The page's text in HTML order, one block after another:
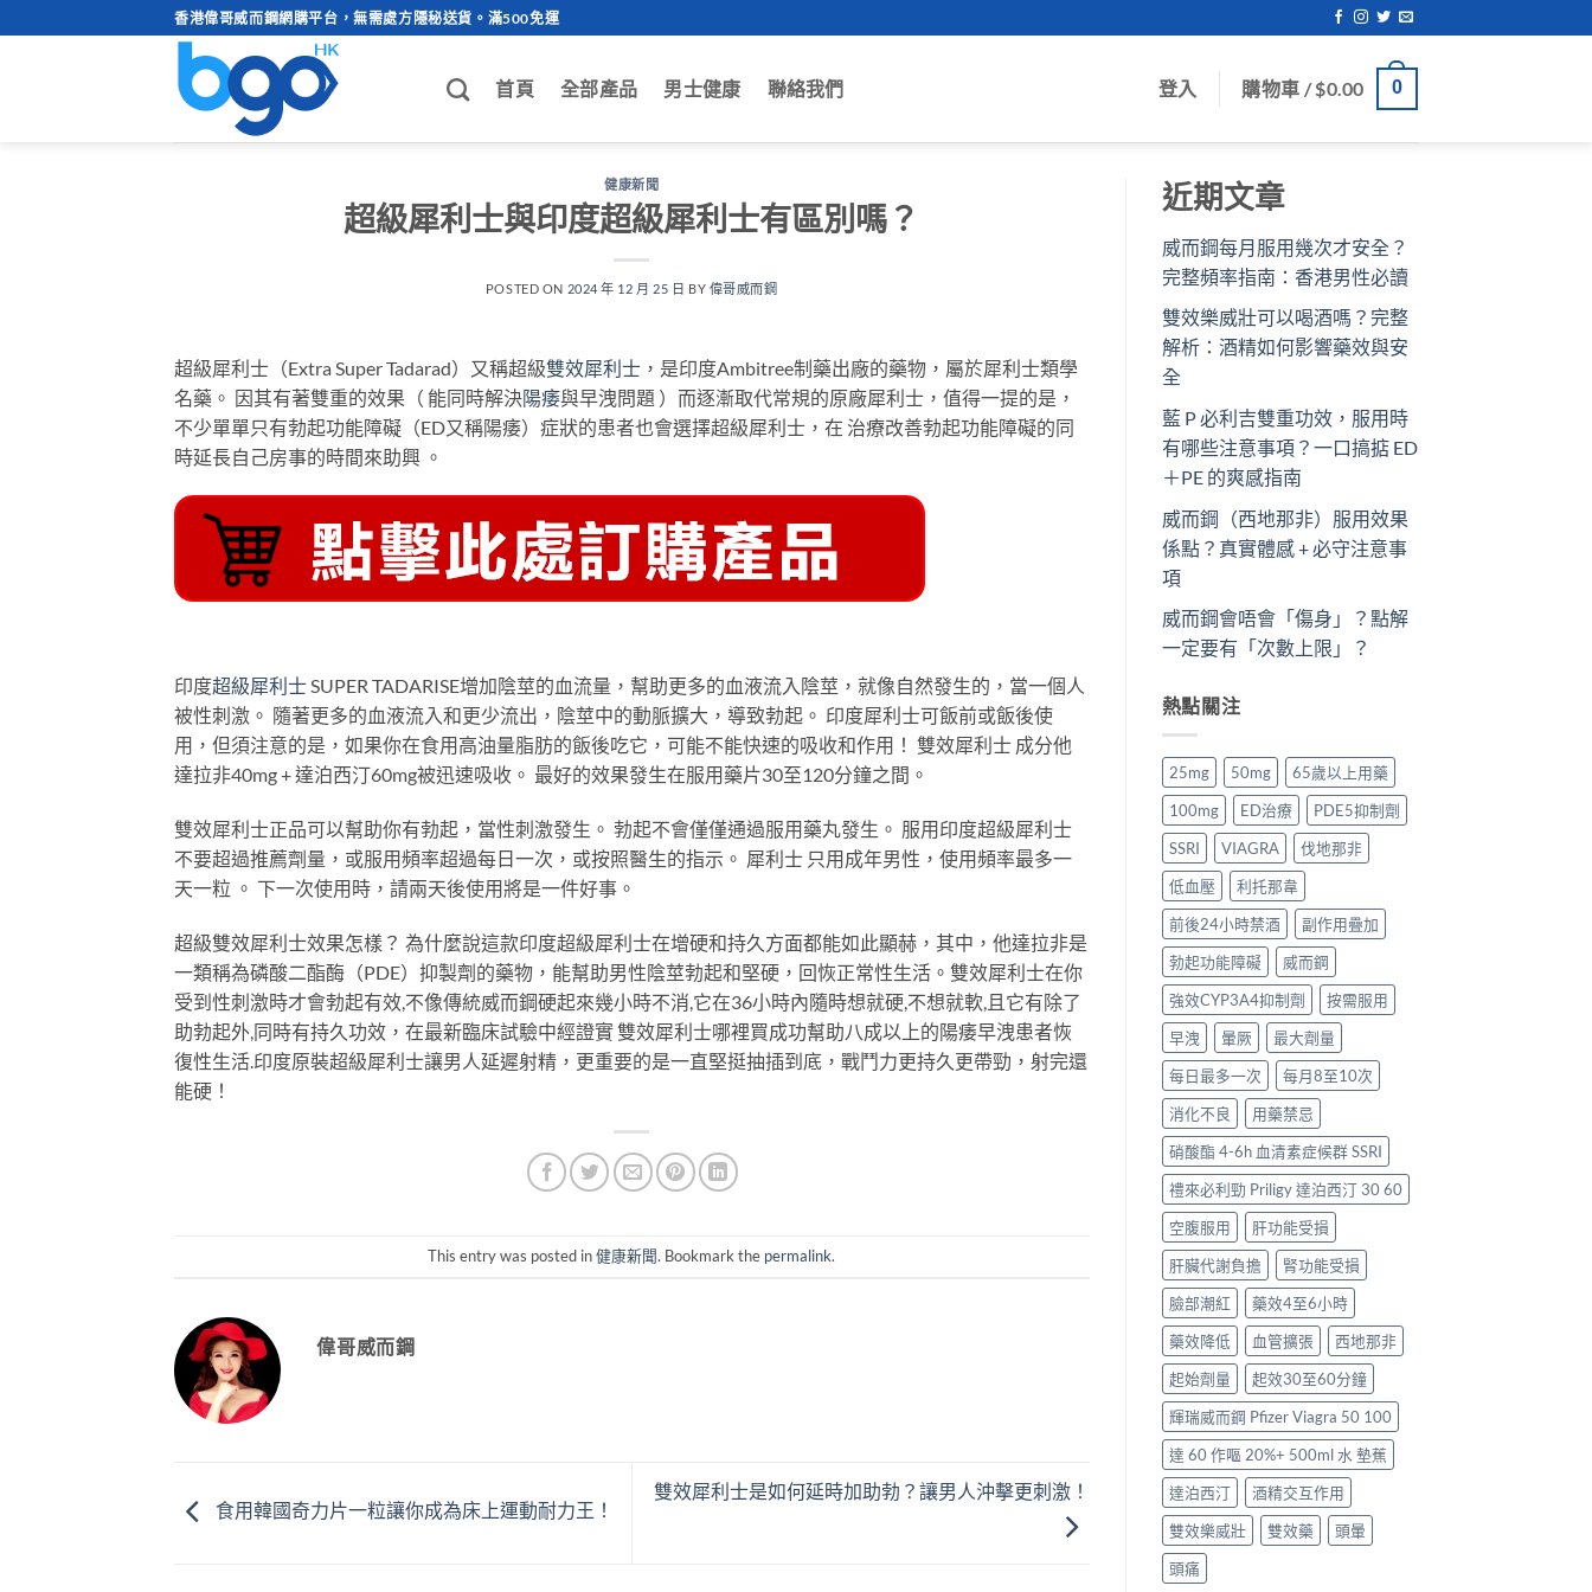
to
香港偉哥威而鋼網購平台，無需處方隱秘送貨。滿500免運
首頁 全部產品 男士健康 聯絡我們 登入 購物車 /$0.00 0
健康新聞
超級犀利士與印度超級犀利士有區別嗎？
POSTED ON 2024 年 12 月 25 日 BY 偉哥威而鋼
超級犀利士（Extra Super Tadarad）又稱超級雙效犀利士 ，是印度Ambitree制藥出廠的藥物，屬於犀利士類學
名藥。 因其有著雙重的效果（ 能同時解決陽痿與早洩問題 ）而逐漸取代常規的原廠犀利士，值得一提的是，
不少單單只有勃起功能障礙（ED又稱陽痿）症狀的患者也會選擇超級犀利士，在 治療改善勃起功能障礙的同
時延長自己房事的時間來助興 。
印度超級犀利士SUPER TADARISE增加陰莖的血流量，幫助更多的血液流入陰莖，就像自然發生的，當一個人
被性刺激。 隨著更多的血液流入和更少流出，陰莖中的動脈擴大，導致勃起。 印度犀利士可飯前或飯後使
用，但須注意的是，如果你在食用高油量脂肪的飯後吃它，可能不能快速的吸收和作用！ 雙效犀利士 成分他
達拉非40mg + 達泊西汀60mg被迅速吸收。 最好的效果發生在服用藥片30至120分鐘之間。
雙效犀利士正品可以幫助你有勃起，當性刺激發生。 勃起不會僅僅通過服用藥丸發生。 服用印度超級犀利士
不要超過推薦劑量，或服用頻率超過每日一次，或按照醫生的指示。 犀利士 只用成年男性，使用頻率最多一
天一粒 。 下一次使用時，請兩天後使用將是一件好事。
超級雙效犀利士效果怎樣？ 為什麼說這款印度超級犀利士在增硬和持久方面都能如此顯赫，其中，他達拉非是
一類稱為磷酸二酯酶（PDE）抑製劑的藥物，能幫助男性陰莖勃起和堅硬，回恢正常性生活。雙效犀利士在你
受到性刺激時才會勃起有效,不像傳統威而鋼硬起來幾小時不消,它在36小時內隨時想就硬,不想就軟,且它有除了
助勃起外,同時有持久功效，在最新臨床試驗中經證實 雙效犀利士哪裡買成功幫助八成以上的陽痿早洩患者恢
復性生活.印度原裝超級犀利士讓男人延遲射精，更重要的是一直堅挺抽插到底，戰鬥力更持久更帶勁，射完還
能硬！
This entry was posted in健康新聞. Bookmark the permalink.
偉哥威而鋼
食用韓國奇力片一粒讓你成為床上運動耐力王！
雙效犀利士是如何延時加助勃？讓男人沖擊更刺激！
近期文章
威而鋼每月服用幾次才安全？
完整頻率指南：香港男性必讀
雙效樂威壯可以喝酒嗎？完整
解析：酒精如何影響藥效與安
全
藍 P 必利吉雙重功效，服用時
有哪些注意事項？一口搞掂 ED
＋PE 的爽感指南
威而鋼（西地那非）服用效果
係點？真實體感 + 必守注意事
項
威而鋼會唔會「傷身」？點解
一定要有「次數上限」？
熱點關注
25mg 50mg
65歲以上用藥
100mg
ED治療
PDE5抑制劑
SSRI
VIAGRA
伐地那非
低血壓
利托那韋
前後24小時禁酒
副作用疊加
勃起功能障礙
威而鋼
強效CYP3A4抑制劑
按需服用
早洩
暈厥
最大劑量
每日最多一次
每月8至10次
消化不良
用藥禁忌
硝酸酯 4-6h 血清素症候群 SSRI
禮來必利勁 Priligy 達泊西汀 30 60
空腹服用
肝功能受損
肝臟代謝負擔
腎功能受損
臉部潮紅
藥效4至6小時
藥效降低
血管擴張
西地那非
起始劑量
起效30至60分鐘
輝瑞威而鋼 Pfizer Viagra 50 100
達 60 作嘔 20%+ 500ml 水 墊蕉
達泊西汀
酒精交互作用
雙效樂威壯
雙效藥
頭暈
頭痛